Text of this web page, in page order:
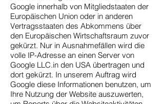
Google innerhalb von Mitgliedstaaten der
Europäischen Union oder in anderen
Vertragsstaaten des Abkommens über
den Europäischen Wirtschaftsraum zuvor
gekürzt. Nur in Ausnahmefällen wird die
volle IP-Adresse an einen Server von
Google LLC.in den USA übertragen und
dort gekürzt. In unserem Auftrag wird
Google diese Informationen benutzen, um
Ihre Nutzung der Website auszuwerten,